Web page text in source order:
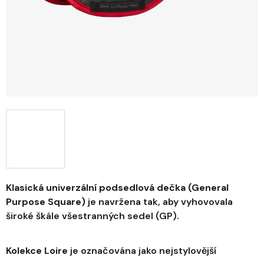
Klasická univerzální podsedlová dečka (General
Purpose Square) je navržena tak, aby vyhovovala
široké škále všestranných sedel (GP).
Kolekce Loire je označována jako nejstylovější